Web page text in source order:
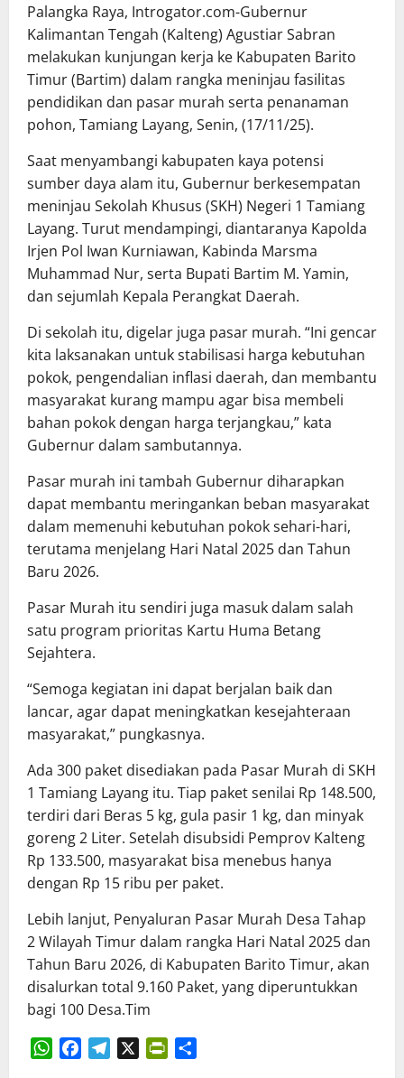
Palangka Raya, Introgator.com-Gubernur
Kalimantan Tengah (Kalteng) Agustiar Sabran
melakukan kunjungan kerja ke Kabupaten Barito
Timur (Bartim) dalam rangka meninjau fasilitas
pendidikan dan pasar murah serta penanaman
pohon, Tamiang Layang, Senin, (17/11/25).
Saat menyambangi kabupaten kaya potensi
sumber daya alam itu, Gubernur berkesempatan
meninjau Sekolah Khusus (SKH) Negeri 1 Tamiang
Layang. Turut mendampingi, diantaranya Kapolda
Irjen Pol Iwan Kurniawan, Kabinda Marsma
Muhammad Nur, serta Bupati Bartim M. Yamin,
dan sejumlah Kepala Perangkat Daerah.
Di sekolah itu, digelar juga pasar murah. “Ini gencar
kita laksanakan untuk stabilisasi harga kebutuhan
pokok, pengendalian inflasi daerah, dan membantu
masyarakat kurang mampu agar bisa membeli
bahan pokok dengan harga terjangkau,” kata
Gubernur dalam sambutannya.
Pasar murah ini tambah Gubernur diharapkan
dapat membantu meringankan beban masyarakat
dalam memenuhi kebutuhan pokok sehari-hari,
terutama menjelang Hari Natal 2025 dan Tahun
Baru 2026.
Pasar Murah itu sendiri juga masuk dalam salah
satu program prioritas Kartu Huma Betang
Sejahtera.
“Semoga kegiatan ini dapat berjalan baik dan
lancar, agar dapat meningkatkan kesejahteraan
masyarakat,” pungkasnya.
Ada 300 paket disediakan pada Pasar Murah di SKH
1 Tamiang Layang itu. Tiap paket senilai Rp 148.500,
terdiri dari Beras 5 kg, gula pasir 1 kg, dan minyak
goreng 2 Liter. Setelah disubsidi Pemprov Kalteng
Rp 133.500, masyarakat bisa menebus hanya
dengan Rp 15 ribu per paket.
Lebih lanjut, Penyaluran Pasar Murah Desa Tahap
2 Wilayah Timur dalam rangka Hari Natal 2025 dan
Tahun Baru 2026, di Kabupaten Barito Timur, akan
disalurkan total 9.160 Paket, yang diperuntukkan
bagi 100 Desa.Tim